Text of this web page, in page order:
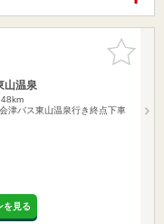
お気に入
りに追加
山温泉
津バス東山温泉行き終点下車
を見る